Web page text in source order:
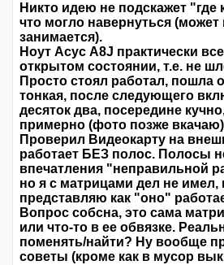
Никто идею не подскажет "где
что могло навернуться (может
занимается).
Ноут Асус А8J практически
открытом состоянии, т.е. не
Просто стоял работал, пошла
тонкая, после следующего
десяток два, посередине
примерно (фото позже
Проверил Видеокарту на
работает БЕЗ полос. Полосы
впечатления "неправильной
но я с матрицами дел не
представляю как "оно"
Вопрос собсна, это сама
или что-то в ее обвязке.
поменять/найти? Ну вообще
советы (кроме как в мусор